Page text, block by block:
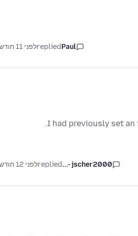
Paul
repliedלפני 11 חודשים
I had previously set
jscher2000 -...
repliedלפני 12 חודשים